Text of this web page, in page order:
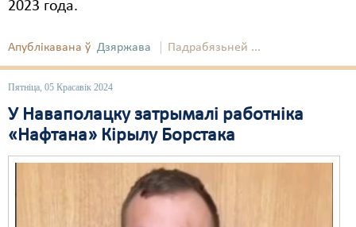
2023 года.
Апублікавана ў Дзяржава Падрабязьней ...
Пятніца, 05 Красавік 2024
У Наваполацку затрымалі работніка
«Нафтана» Кірылу Борстака
Правы дзіцяці
Пэнітэнцыярная сыстэма
Рознае
Свабода слова